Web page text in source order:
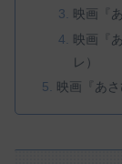
映画『
映画『
レ）
映画『あ